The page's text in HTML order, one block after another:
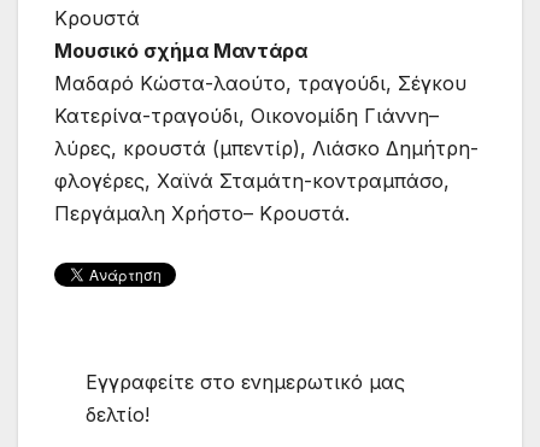
Κρουστά
Μουσικό σχήμα Μαντάρα
Μαδαρό Κώστα-λαούτο, τραγούδι, Σέγκου
Κατερίνα-τραγούδι, Οικονομίδη Γιάννη–
λύρες, κρουστά (μπεντίρ), Λιάσκο Δημήτρη-
φλογέρες, Χαϊνά Σταμάτη-κοντραμπάσο,
Περγάμαλη Χρήστο– Κρουστά.
Εγγραφείτε στο ενημερωτικό μας
δελτίο!